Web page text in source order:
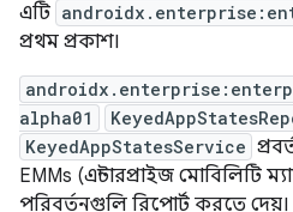
এটি
প্রথম প্রকাশ।
alpha01
KeyedAppStatesService
EMMs (এন্টারপ্রাইজ মোবিলিটি
পরিবর্তনগুলি রিপোর্ট করতে দেয়।